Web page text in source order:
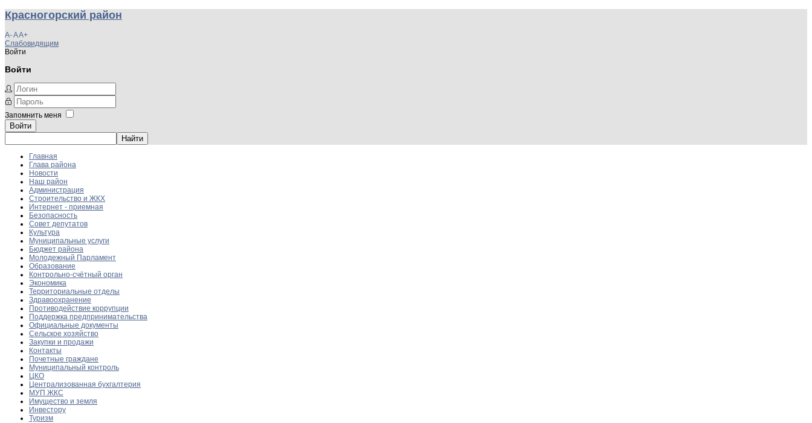
Красногорский район
A-AA+
Слабовидящим
Войти
Войти
Запомнить меня
Войти
Главная
Глава района
Новости
Наш район
Администрация
Строительство и ЖКХ
Интернет - приемная
Безопасность
Совет депутатов
Культура
Муниципальные услуги
Бюджет района
Молодежный Парламент
Образование
Контрольно-счётный орган
Экономика
Территориальные отделы
Здравоохранение
Противодействие коррупции
Поддержка предпринимательства
Официальные документы
Сельское хозяйство
Закупки и продажи
Контакты
Почетные граждане
Муниципальный контроль
ЦКО
Централизованная бухгалтерия
МУП ЖКС
Имущество и земля
Инвестору
Туризм